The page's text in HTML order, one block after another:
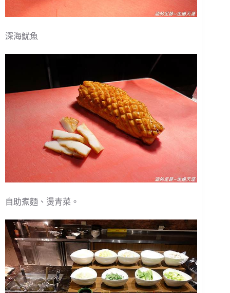
深海魷魚
自助煮麵、燙青菜。